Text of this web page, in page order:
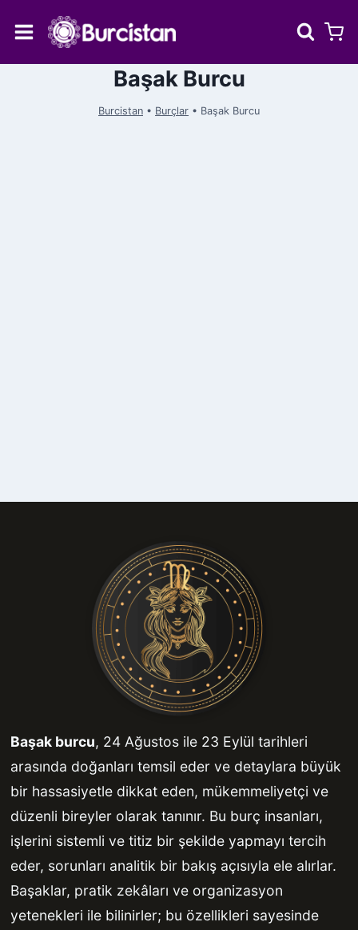
content
Başak Burcu
Burcistan • Burçlar • Başak Burcu
Başak burcu, 24 Ağustos ile 23 Eylül tarihleri
arasında doğanları temsil eder ve detaylara büyük
bir hassasiyetle dikkat eden, mükemmeliyetçi ve
düzenli bireyler olarak tanınır. Bu burç insanları,
işlerini sistemli ve titiz bir şekilde yapmayı tercih
eder, sorunları analitik bir bakış açısıyla ele alırlar.
Başaklar, pratik zekâları ve organizasyon
yetenekleri ile bilinirler; bu özellikleri sayesinde